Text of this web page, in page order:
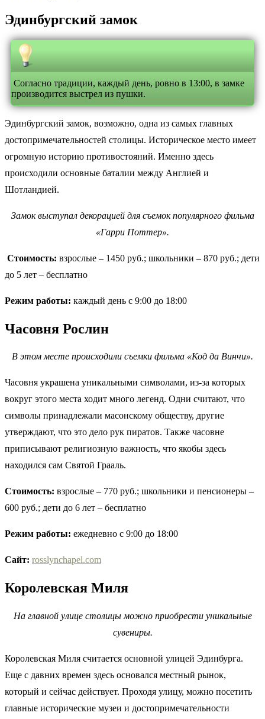
Эдинбургский замок
Согласно традиции, каждый день, ровно в 13:00, в замке
производится выстрел из пушки.
Эдинбургский замок, возможно, одна из самых главных
достопримечательностей столицы. Историческое место имеет
огромную историю противостояний. Именно здесь
происходили основные баталии между Англией и
Шотландией.
Замок выступал декорацией для съемок популярного фильма
«Гарри Поттер».
Стоимость: взрослые – 1450 руб.; школьники – 870 руб.; дети
до 5 лет – бесплатно
Режим работы: каждый день с 9:00 до 18:00
Часовня Рослин
В этом месте происходили съемки фильма «Код да Винчи».
Часовня украшена уникальными символами, из-за которых
вокруг этого места ходит много легенд. Одни считают, что
символы принадлежали масонскому обществу, другие
утверждают, что это дело рук пиратов. Также часовне
приписывают религиозную важность, что якобы здесь
находился сам Святой Грааль.
Стоимость: взрослые – 770 руб.; школьники и пенсионеры –
600 руб.; дети до 6 лет – бесплатно
Режим работы: ежедневно с 9:00 до 18:00
Сайт: rosslynchapel.com
Королевская Миля
На главной улице столицы можно приобрести уникальные
сувениры.
Королевская Миля считается основной улицей Эдинбурга.
Еще с давних времен здесь основался местный рынок,
который и сейчас действует. Проходя улицу, можно посетить
главные исторические музеи и достопримечательности